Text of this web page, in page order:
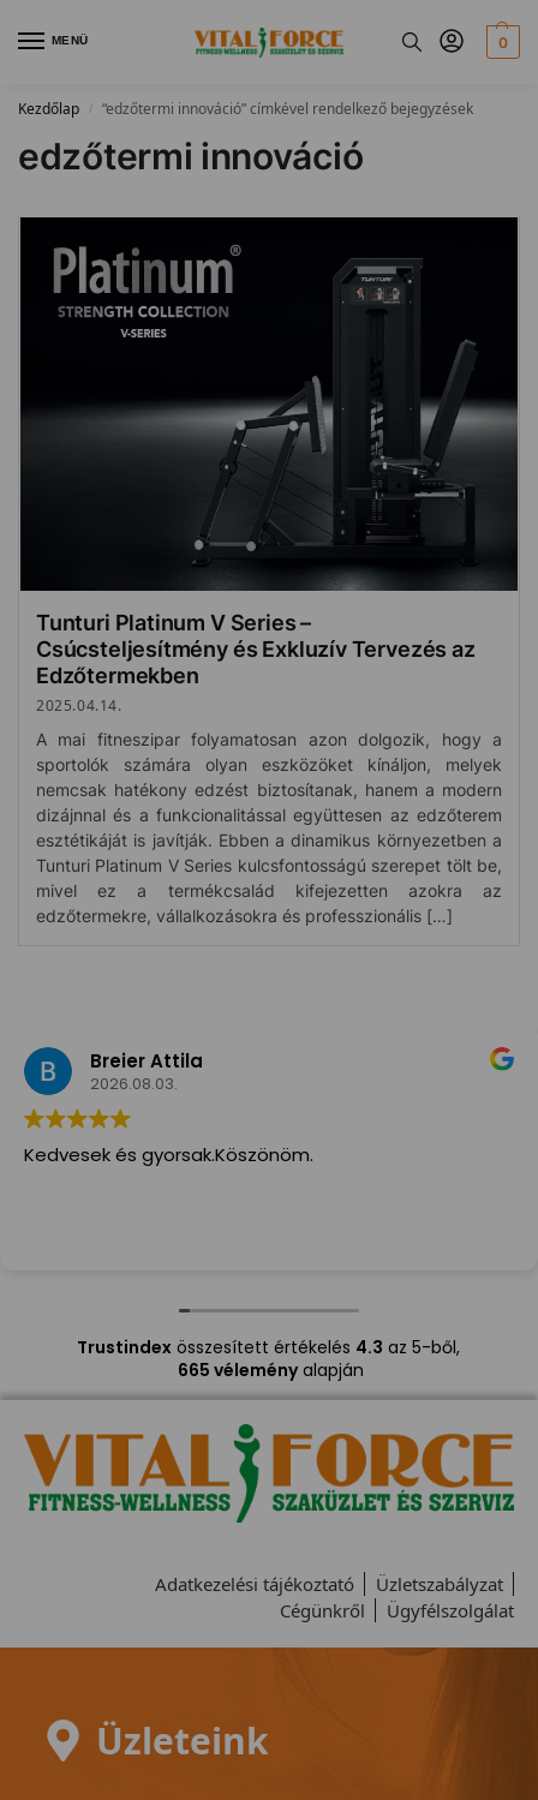
MENÜ 0
Kezdőlap / “edzőtermi innováció” címkével rendelkező bejegyzések
edzőtermi innováció
Tunturi Platinum V Series –
Csúcsteljesítmény és Exkluzív Tervezés az
Edzőtermekben
2025.04.14.
A mai fitneszipar folyamatosan azon dolgozik, hogy a
sportolók számára olyan eszközöket kínáljon, melyek
nemcsak hatékony edzést biztosítanak, hanem a modern
dizájnnal és a funkcionalitással együttesen az edzőterem
esztétikáját is javítják. Ebben a dinamikus környezetben a
Tunturi Platinum V Series kulcsfontosságú szerepet tölt be,
mivel ez a termékcsalád kifejezetten azokra az
edzőtermekre, vállalkozásokra és professzionális […]
Breier Attila
2026.08.03.
Kedvesek és gyorsak.Köszönöm.
Trustindexösszesített értékelés 4.3 az 5-ből,
665 véleményalapján
Adatkezelési tájékoztató
Üzletszabályzat
Cégünkről
Ügyfélszolgálat
Üzleteink